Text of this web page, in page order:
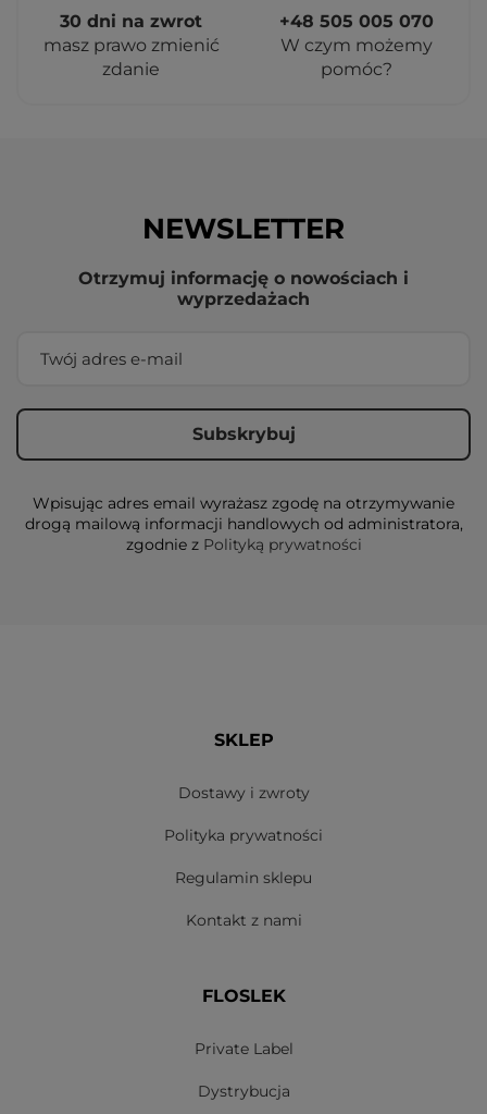
30 dni na zwrot
masz prawo zmienić
zdanie
+48 505 005 070
W czym możemy
pomóc?
NEWSLETTER
Otrzymuj informację o nowościach i
wyprzedażach
Wpisując adres email wyrażasz zgodę na otrzymywanie
drogą mailową informacji handlowych od administratora,
zgodnie z Polityką prywatności
SKLEP
Dostawy i zwroty
Polityka prywatności
Regulamin sklepu
Kontakt z nami
FLOSLEK
Private Label
Dystrybucja